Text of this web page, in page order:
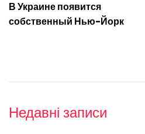
записів
В Украине появится
собственный Нью-Йорк
Недавні записи